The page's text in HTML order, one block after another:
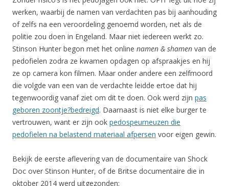
werken, waarbij de namen van verdachten pas bij aanhouding
of zelfs na een veroordeling genoemd worden, net als de
politie zou doen in Engeland. Maar niet iedereen werkt zo.
Stinson Hunter begon met het online namen & shamen van de
pedofielen zodra ze kwamen opdagen op afspraakjes en hij
ze op camera kon filmen. Maar onder andere een zelfmoord
die volgde van een van de verdachte leidde ertoe dat hij
tegenwoordig vanaf ziet om dit te doen. Ook werd zijn pas
geboren zoontje?bedreigd. Daarnaast is niet elke burger te
vertrouwen, want er zijn ook pedospeurneuzen die
pedofielen na belastend materiaal afpersen voor eigen gewin.
Bekijk de eerste aflevering van de documentaire van Shock
Doc over Stinson Hunter, of de Britse documentaire die in
oktober 2014 werd uitgezonden: